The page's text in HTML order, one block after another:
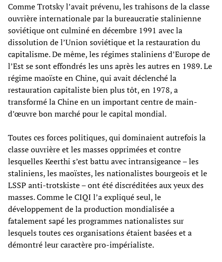
Comme Trotsky l’avait prévenu, les trahisons de la classe
ouvrière internationale par la bureaucratie stalinienne
soviétique ont culminé en décembre 1991 avec la
dissolution de l’Union soviétique et la restauration du
capitalisme. De même, les régimes staliniens d’Europe de
l’Est se sont effondrés les uns après les autres en 1989. Le
régime maoïste en Chine, qui avait déclenché la
restauration capitaliste bien plus tôt, en 1978, a
transformé la Chine en un important centre de main-
d’œuvre bon marché pour le capital mondial.
Toutes ces forces politiques, qui dominaient autrefois la
classe ouvrière et les masses opprimées et contre
lesquelles Keerthi s’est battu avec intransigeance – les
staliniens, les maoïstes, les nationalistes bourgeois et le
LSSP anti-trotskiste – ont été discréditées aux yeux des
masses. Comme le CIQI l’a expliqué seul, le
développement de la production mondialisée a
fatalement sapé les programmes nationalistes sur
lesquels toutes ces organisations étaient basées et a
démontré leur caractère pro-impérialiste.